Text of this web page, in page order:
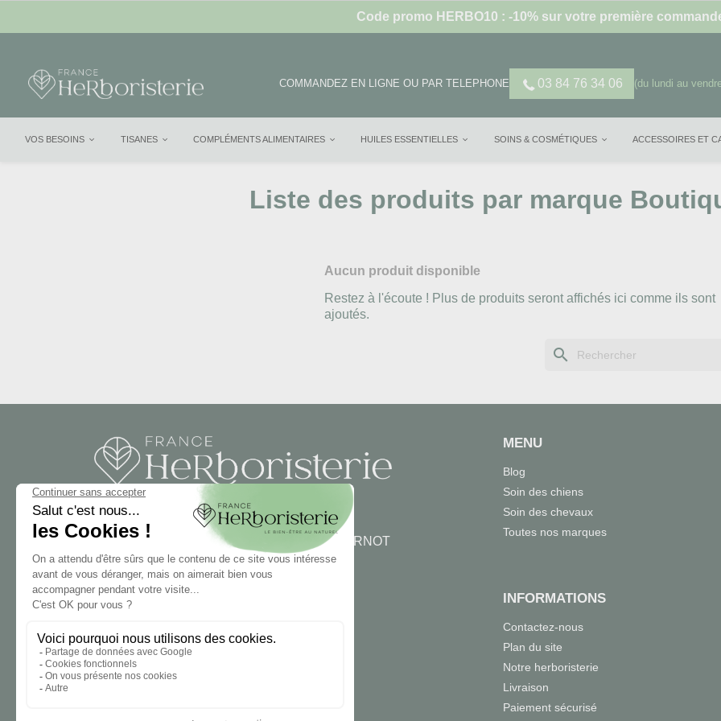
Code promo HERBO10 : -10% sur votre première
COMMANDEZ EN LIGNE OU PAR TELEPHONE 03 84 76 34 06 (du lundi au
VOS BESOINS TISANES COMPLÉMENTS ALIMENTAIRES HUILES ESSENTIELLES SOINS & COSMÉTIQUES ACCESSOIRES ET
Liste des produits par marque
Aucun produit disponible
Restez à l'écoute ! Plus de produits seront affichés ici comme ils sont
ajoutés.
search
FRANCE HERBORISTERIE
5001 F RUE DE LA CORNE JACQUOT BOURNOT
ZI LE DURGEON
70000 Noidans les Vesoul
03 84 76 34 06
MENU
Blog
Soin des chiens
Soin des chevaux
Toutes nos marques
INFORMATIONS
Contactez-nous
Plan du site
Notre herboristerie
Livraison
Paiement sécurisé